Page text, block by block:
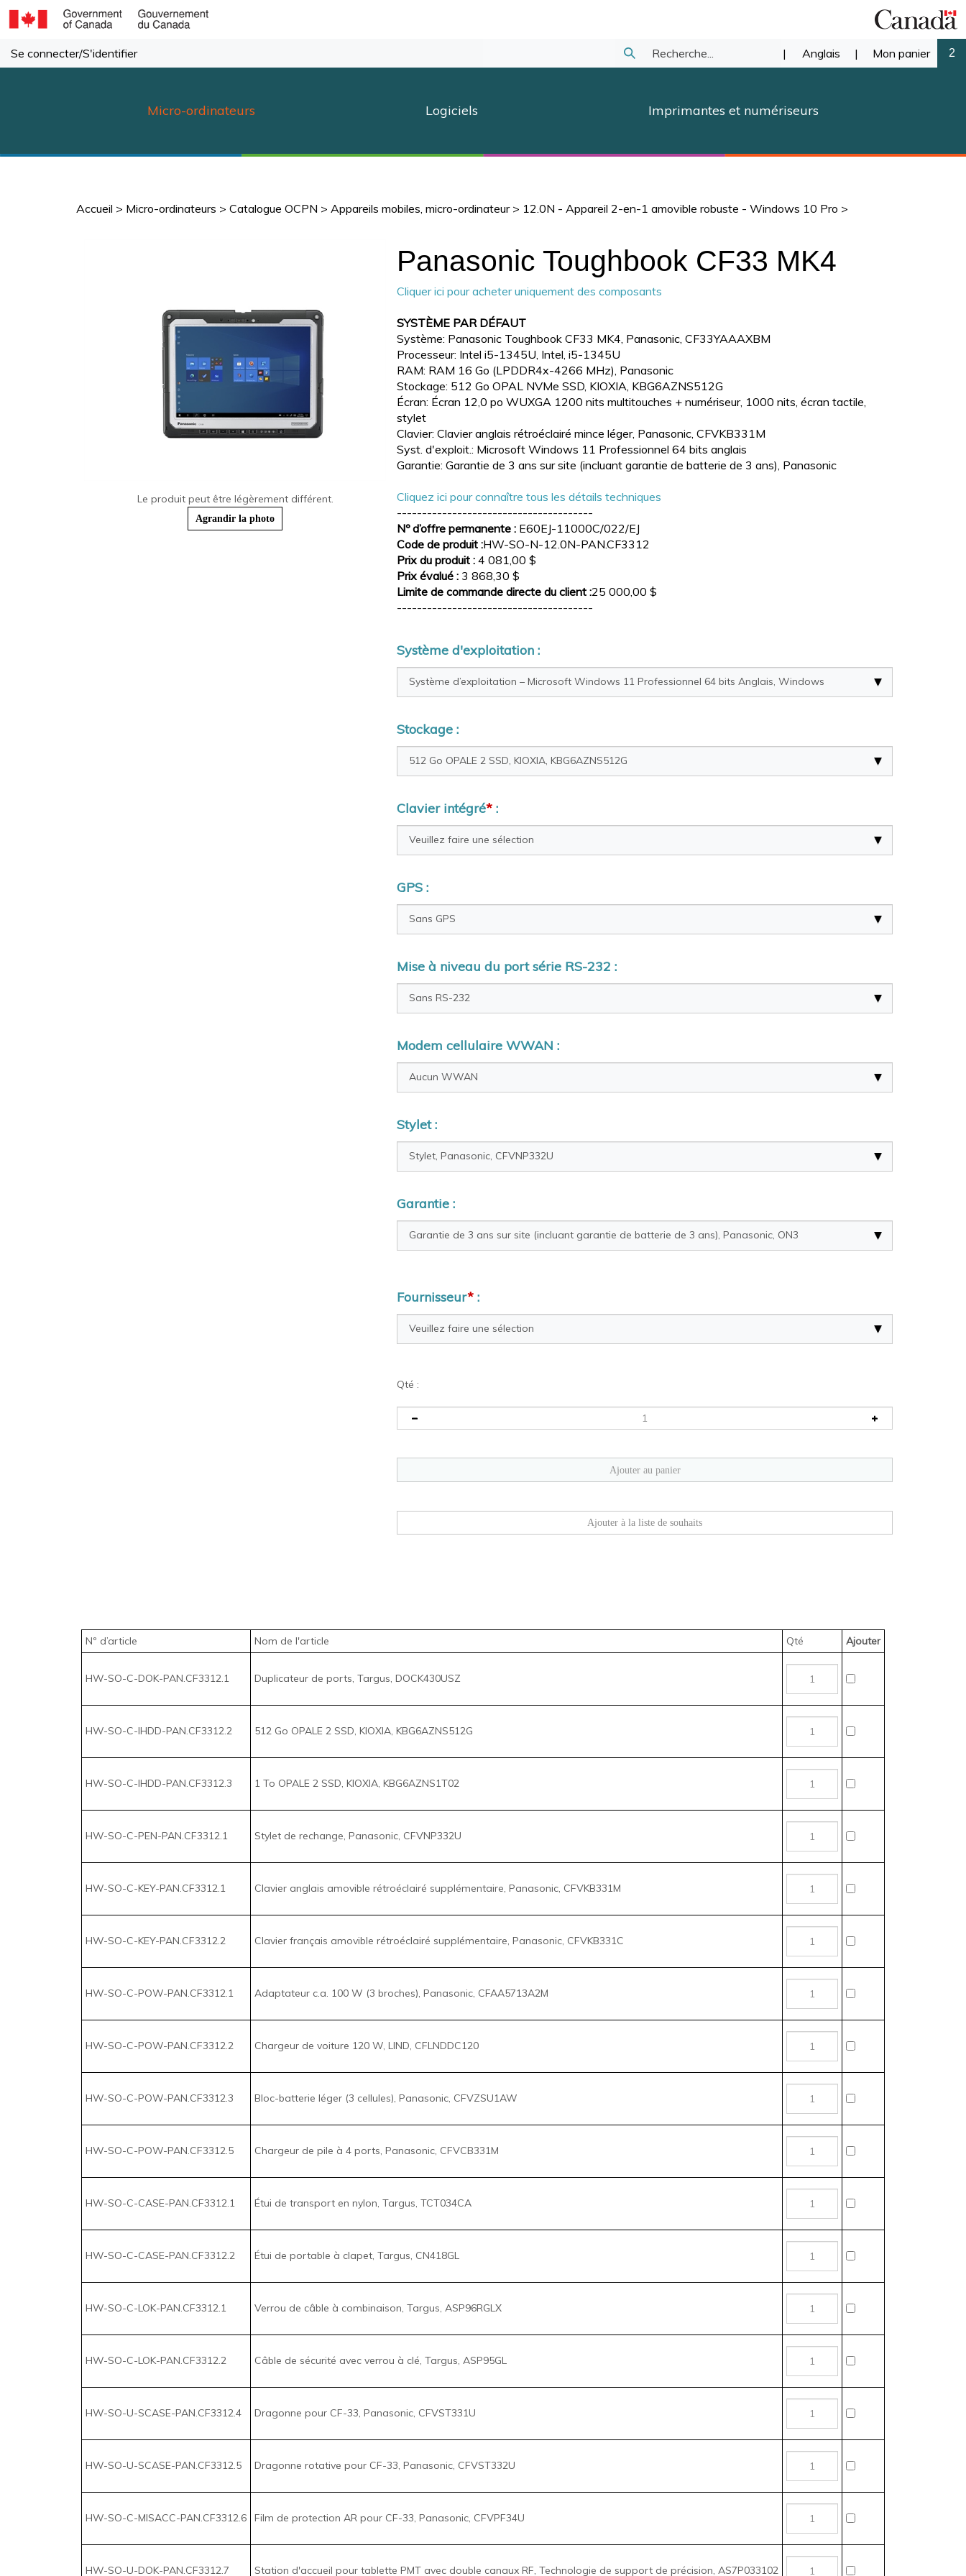
Passer
Se connecter/S'identifier
Recherche
notre
Soumettre
recherche
| Anglais | Mon panier 2
Micro-ordinateurs Logiciels Imprimantes et numériseurs
Accueil > Micro-ordinateurs > Catalogue OCPN > Appareils mobiles, micro-ordinateur> 12.0N - Appareil 2-en-1 amovible robuste - Windows 10 Pro >
Le produit peut être légèrement différent.
Agrandir la photo
Panasonic Toughbook CF33 MK4
Cliquer ici pour acheter uniquement des composants
SYSTÈME PAR DÉFAUT
Système: Panasonic Toughbook CF33 MK4, Panasonic, CF33YAAAXBM
Processeur: Intel i5-1345U, Intel, i5-1345U
RAM: RAM 16 Go (LPDDR4x-4266 MHz), Panasonic
Stockage: 512 Go OPAL NVMe SSD, KIOXIA, KBG6AZNS512G
Écran: Écran 12,0 po WUXGA 1200 nits multitouches + numériseur, 1000 nits, écran tactile,
stylet
Clavier: Clavier anglais rétroéclairé mince léger, Panasonic, CFVKB331M
Syst. d'exploit.: Microsoft Windows 11 Professionnel 64 bits anglais
Garantie: Garantie de 3 ans sur site (incluant garantie de batterie de 3 ans), Panasonic
Cliquez ici pour connaître tous les détails techniques
---------------------------------------
Nº d’offre permanente : E60EJ-11000C/022/EJ
Code de produit :HW-SO-N-12.0N-PAN.CF3312
Prix du produit : 4 081,00 $
Prix évalué : 3 868,30 $
Limite de commande directe du client :25 000,00 $
---------------------------------------
Système d'exploitation :
Stockage :
Clavier intégré* :
GPS :
Mise à niveau du port série RS-232 :
Modem cellulaire WWAN :
Stylet :
Garantie :
Fournisseur* :
Qté :
HW-SO-C-IHDD-PAN.CF3312.2 512 Go OPALE 2 SSD, KIOXIA, KBG6AZNS512G
HW-SO-C-KEY-PAN.CF3312.1 Clavier anglais amovible rétroéclairé supplémentaire, Panasonic, CFVKB331M
HW-SO-C-KEY-PAN.CF3312.2 Clavier français amovible rétroéclairé supplémentaire, Panasonic, CFVKB331C
HW-SO-C-POW-PAN.CF3312.3 Bloc-batterie léger (3 cellules), Panasonic, CFVZSU1AW
HW-SO-C-CASE-PAN.CF3312.2 Étui de portable à clapet, Targus, CN418GL
HW-SO-C-LOK-PAN.CF3312.1 Verrou de câble à combinaison, Targus, ASP96RGLX
Câble de sécurité avec verrou à clé, Targus, ASP95GL
HW-SO-U-SCASE-PAN.CF3312.5 Dragonne rotative pour CF-33, Panasonic, CFVST332U
HW-SO-C-MISACC-PAN.CF3312.6 Film de protection AR pour CF-33, Panasonic, CFVPF34U
Routeur durci Cradlepoint série COR IBR900 , Cradlepoint, MA1-0900120B-NNA
HW-SO-U-MOS-PAN.CF3312.9 Souris sans fil, Targus, AMW50CA
HW-SO-U-TAG-PAN.CF3312.10 Étiquettes, Panasonic, CFAT